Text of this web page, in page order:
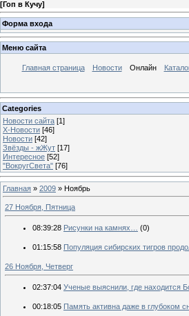
[Гоп в Кучу]
Форма входа
Меню сайта
Главная страница Новости Онлайн
Categories
Новости сайта [1]
Х-Новости [46]
Новости [42]
Звёзды - жЖут [17]
Интересное [52]
"ВокругСвета" [76]
Главная » 2009 » Ноябрь
27 Ноября, Пятница
08:39:28 Рисунки на камнях… (0)
01:15:58 Популяция сибирских тигров
26 Ноября, Четверг
02:37:04 Ученые выяснили, где находится
00:18:05 Память активна даже в глубоком